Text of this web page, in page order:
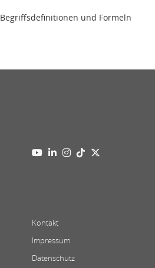
Begriffsdefinitionen und Formeln
Kontakt
Impressum
Datenschutz